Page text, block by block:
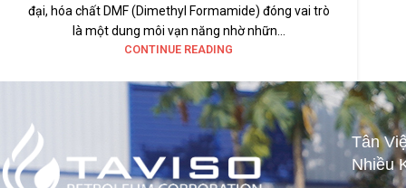
đại, hóa chất DMF (Dimethyl Formamide) đóng vai trò
là một dung môi vạn năng nhờ nhữn...
CONTINUE READING
Tân
Nhiều